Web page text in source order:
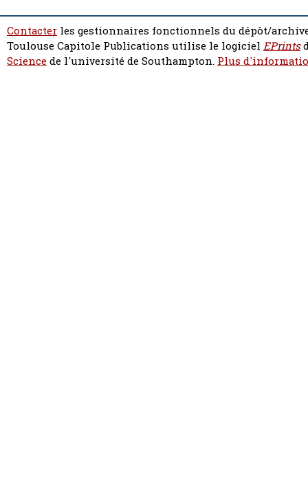
Contacter les gestionnaires fonctionnels du dépôt/
Toulouse Capitole Publications utilise le logiciel EPrints
Sciencede l'université de Southampton. Plus